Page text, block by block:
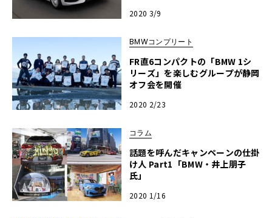
2020 3/9
BMWコンプリート
FR直6コンパクトの「BMW 1シ
リーズ」を楽しむグループが静岡
オフ会を開催
2020 2/23
コラム
話題を呼んだキャンペーンの仕掛
け人 Part1「BMW・井上朋子
氏」
2020 1/16